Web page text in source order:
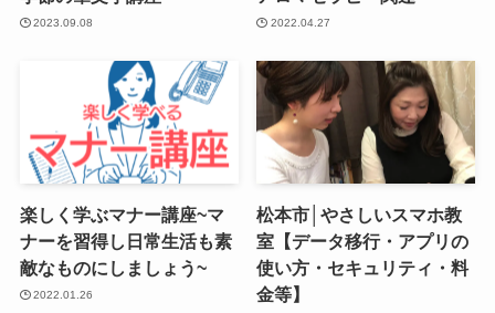
2023.09.08 2022.04.27
楽しく学ぶマナー講座~マ
ナーを習得し日常生活も素
敵なものにしましょう~
2022.01.26
松本市│やさしいスマホ教
室【データ移行・アプリの
使い方・セキュリティ・料
金等】